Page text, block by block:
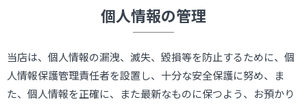
個人情報の管理
当店は、個人情報の漏洩、滅失、毀損等を防止するために、個
人情報保護管理責任者を設置し、十分な安全保護に努め、ま
た、個人情報を正確に、また最新なものに保つよう、お預かり